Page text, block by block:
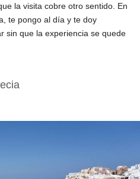
la visita cobre otro sentido. En
te pongo al día y te doy
sin que la experiencia se quede